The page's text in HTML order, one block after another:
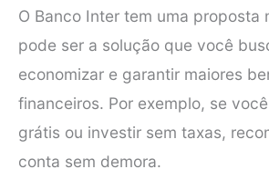
O Banco Inter tem uma proposta
pode ser a solução que você
economizar e garantir maiores
financeiros. Por exemplo, se
grátis ou investir sem taxas,
conta sem demora.